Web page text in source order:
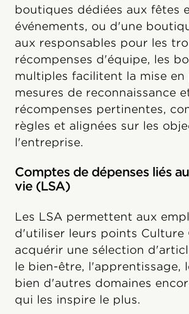
boutiques dédiées aux fêtes
événements, ou d'une
aux responsables pour les
récompenses d'équipe, les
multiples facilitent la mise en
mesures de reconnaissance
récompenses pertinentes,
règles et alignées sur les
l'entreprise.
Comptes de dépenses liés
vie (LSA)
Les LSA permettent aux
d'utiliser leurs points Culture
acquérir une sélection
le bien-être, l'apprentissage,
bien d'autres domaines
qui les inspire le plus.